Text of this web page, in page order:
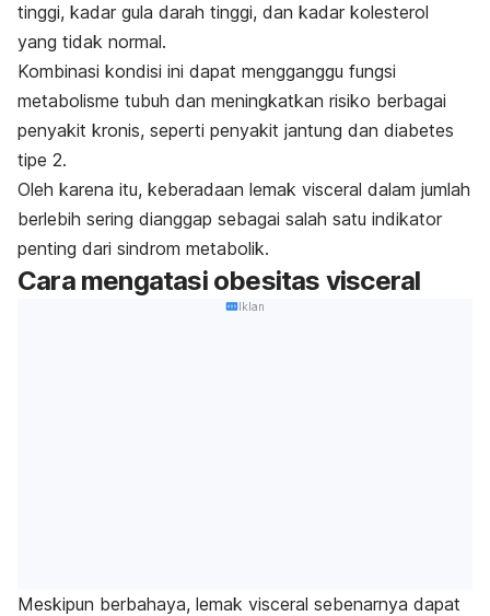
tinggi, kadar gula darah tinggi, dan kadar kolesterol
yang tidak normal.
Kombinasi kondisi ini dapat mengganggu fungsi
metabolisme tubuh dan meningkatkan risiko berbagai
penyakit kronis, seperti penyakit jantung dan diabetes
tipe 2.
Oleh karena itu, keberadaan lemak visceral dalam jumlah
berlebih sering dianggap sebagai salah satu indikator
penting dari sindrom metabolik.
Cara mengatasi obesitas visceral
Iklan
Meskipun berbahaya, lemak visceral sebenarnya dapat